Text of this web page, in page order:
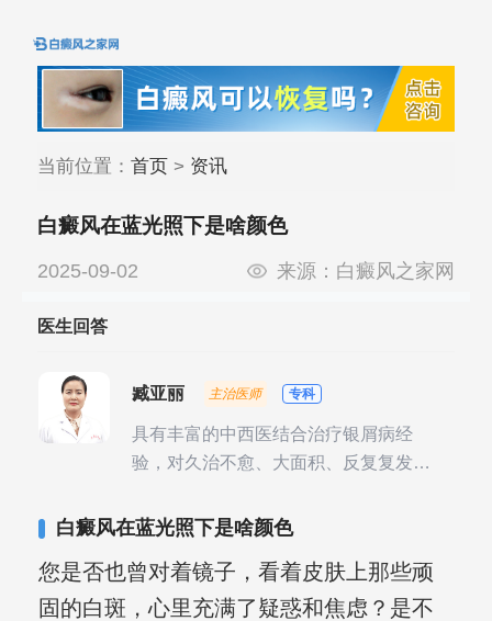
当前位置： 首页> 资讯
白癜风在蓝光照下是啥颜色
2025-09-02 来源： 白癜风之家网
医生回答
臧亚丽 主治医师 专科
具有丰富的中西医结合治疗银屑病经
验，对久治不愈、大面积、反复复发性
白癜风在蓝光照下是啥颜色
您是否也曾对着镜子，看着皮肤上那些顽
固的白斑，心里充满了疑惑和焦虑？是不